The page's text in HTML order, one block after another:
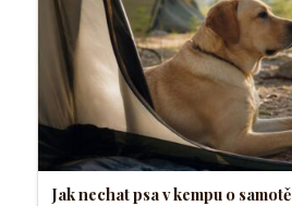
Jak nechat psa v kempu o samotě